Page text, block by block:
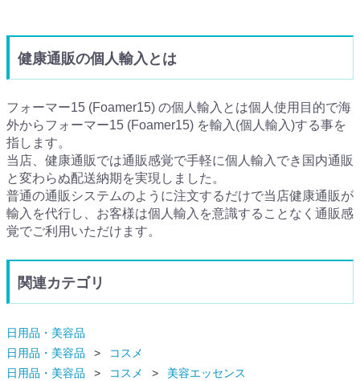
健康通販の個人輸入とは
フォーマー15 (Foamer15) の個人輸入とは個人使用目的で海
外からフォーマー15 (Foamer15) を輸入(個人輸入)する事を
指します。
当店、健康通販では通販感覚で手軽に個人輸入でき国内通販
と変わらぬ配送納期を実現しました。
普通の通販システムのように注文するだけで当店健康通販が
輸入を代行し、お客様は個人輸入を意識することなく通販感
覚でご利用いただけます。
関連カテゴリ
日用品・美容品
日用品・美容品
コスメ
日用品・美容品
コスメ 美容エッセンス